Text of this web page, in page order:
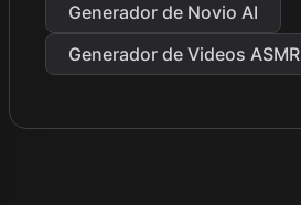
Generador de Novio AI
Generador de Videos